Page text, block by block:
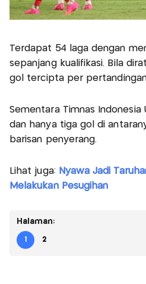
Terdapat 54 laga dengan
sepanjang kualifikasi. Bila
gol tercipta per
Sementara Timnas Indonesia
dan hanya tiga gol di
barisan penyerang.
Lihat juga: Nyawa Jadi
Melakukan Pesugihan
Halaman:
1 2